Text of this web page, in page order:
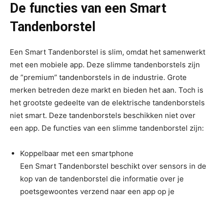
De functies van een Smart
Tandenborstel
Een Smart Tandenborstel is slim, omdat het samenwerkt
met een mobiele app. Deze slimme tandenborstels zijn
de ”premium” tandenborstels in de industrie. Grote
merken betreden deze markt en bieden het aan. Toch is
het grootste gedeelte van de elektrische tandenborstels
niet smart. Deze tandenborstels beschikken niet over
een app. De functies van een slimme tandenborstel zijn:
Koppelbaar met een smartphone
Een Smart Tandenborstel beschikt over sensors in de
kop van de tandenborstel die informatie over je
poetsgewoontes verzend naar een app op je